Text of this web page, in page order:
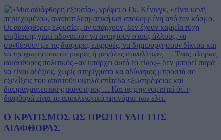
Ο ΚΡΑΤΙΣΜΟΣ ΩΣ ΠΡΩΤΗ ΥΛΗ ΤΗΣ
ΔΙΑΦΘΟΡΑΣ